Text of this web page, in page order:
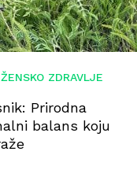
ZDRAVLJE
Prirodna
balans koju